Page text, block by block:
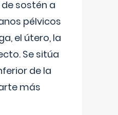
sostén a
pélvicos
el útero, la
Se sitúa
de la
más